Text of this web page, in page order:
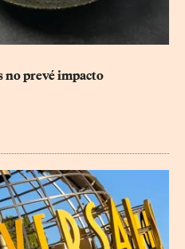
no prevé impacto